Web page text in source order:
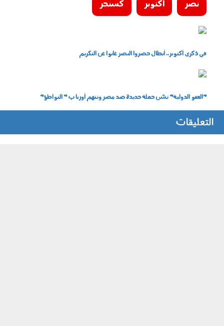
نصر اكتوبر كسنجر
في ذكرى أكتوبر.. أبطال حضروا النصر غابوا عن التكريم
"العفو الدولية" تشن حملة جديدة ضد مصر وتتهم أوربا ب " التواطؤ"
التعليقات